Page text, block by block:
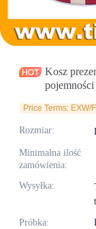
Kosz
Price Terms: EXW/
Rozmiar:
Minimalna ilość
zamówienia:
Wysyłka:
Próbka: